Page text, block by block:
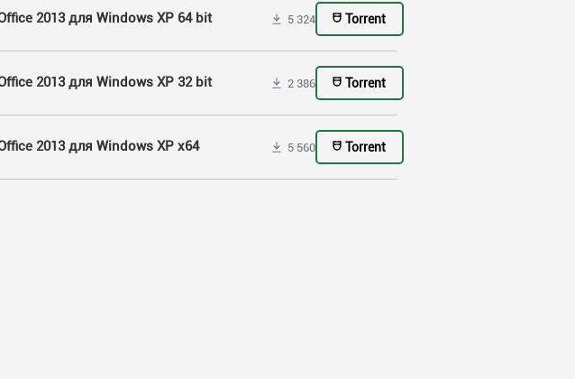
2013 для Windows XP 64 bit 5 324 Torrent
2013 для Windows XP 32 bit 2 386 Torrent
2013 для Windows XP x64 5 560 Torrent